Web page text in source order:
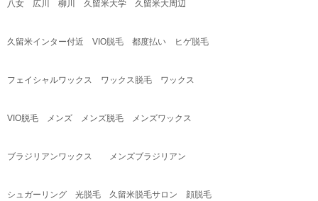
八女 広川 柳川 久留米大学 久留米大周辺
久留米インター付近 VIO脱毛 都度払い ヒゲ脱毛
フェイシャルワックス ワックス脱毛 ワックス
VIO脱毛 メンズ メンズ脱毛 メンズワックス
ブラジリアンワックス メンズブラジリアン
シュガーリング 光脱毛 久留米脱毛サロン 顔脱毛